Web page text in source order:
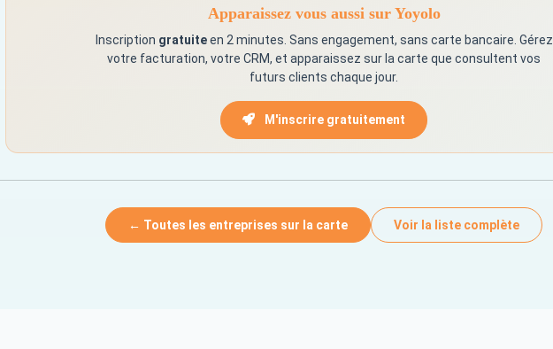
Apparaissez vous aussi sur Yoyolo
Inscription gratuiteen 2 minutes. Sans engagement, sans carte bancaire. Gérez
votre facturation, votre CRM, et apparaissez sur la carte que consultent vos
futurs clients chaque jour.
M'inscrire gratuitement
← Toutes les entreprises sur la carte Voir la liste complète